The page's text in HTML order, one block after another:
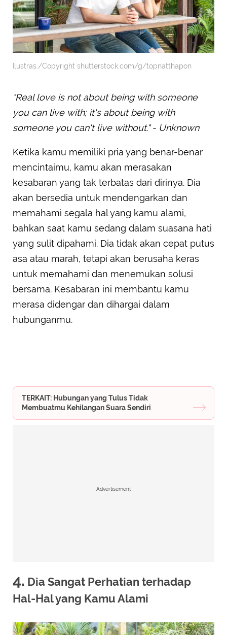
Ilustras./Copyright shutterstock.com/g/topnatthapon
"Real love is not about being with someone
you can live with; it's about being with
someone you can't live without." - Unknown
Ketika kamu memiliki pria yang benar-benar
mencintaimu, kamu akan merasakan
kesabaran yang tak terbatas dari dirinya. Dia
akan bersedia untuk mendengarkan dan
memahami segala hal yang kamu alami,
bahkan saat kamu sedang dalam suasana hati
yang sulit dipahami. Dia tidak akan cepat putus
asa atau marah, tetapi akan berusaha keras
untuk memahami dan menemukan solusi
bersama. Kesabaran ini membantu kamu
merasa didengar dan dihargai dalam
hubunganmu.
TERKAIT: Hubungan yang Tulus Tidak
Membuatmu Kehilangan Suara Sendiri
Advertisement
4. Dia Sangat Perhatian terhadap
Hal-Hal yang Kamu Alami